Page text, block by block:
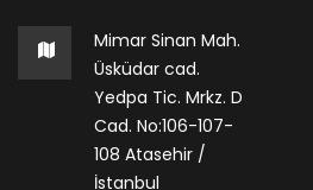
Mimar Sinan Mah.
Üsküdar cad.
Yedpa Tic. Mrkz. D
Cad. No:106-107-
108 Atasehir /
İstanbul